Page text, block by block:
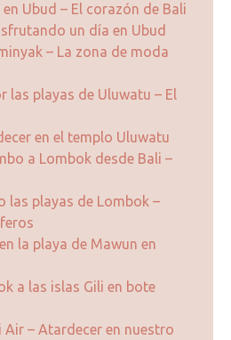
Ubud – El corazón de Bali
un día en Ubud
– La zona de moda
las playas de Uluwatu – El
en el templo Uluwatu
a Lombok desde Bali –
las playas de Lombok –
la playa de Mawun en
a las islas Gili en bote
Air – Atardecer en nuestro